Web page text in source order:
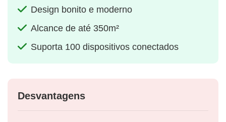
Design bonito e moderno
Alcance de até 350m²
Suporta 100 dispositivos conectados
Desvantagens